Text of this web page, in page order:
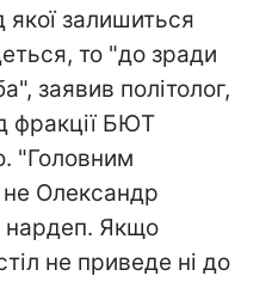
якої залишиться
то "до зради
заявив політолог,
фракції БЮТ
"Головним
Олександр
нардеп. Якщо
не приведе ні до